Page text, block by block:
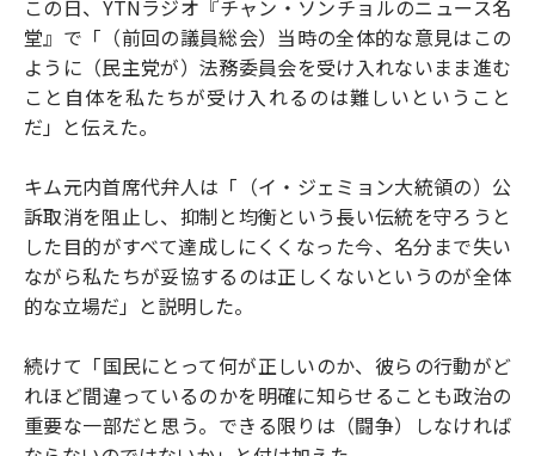
この日、YTNラジオ『チャン・ソンチョルのニュース名
堂』で「（前回の議員総会）当時の全体的な意見はこの
ように（民主党が）法務委員会を受け入れないまま進む
こと自体を私たちが受け入れるのは難しいということ
だ」と伝えた。
キム元内首席代弁人は「（イ・ジェミョン大統領の）公
訴取消を阻止し、抑制と均衡という長い伝統を守ろうと
した目的がすべて達成しにくくなった今、名分まで失い
ながら私たちが妥協するのは正しくないというのが全体
的な立場だ」と説明した。
続けて「国民にとって何が正しいのか、彼らの行動がど
れほど間違っているのかを明確に知らせることも政治の
重要な一部だと思う。できる限りは（闘争）しなければ